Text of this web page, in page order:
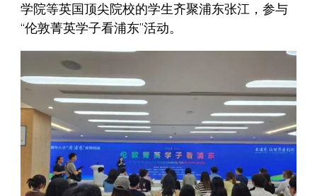
学院等英国顶尖院校的学生齐聚浦东张江，参与
“伦敦菁英学子看浦东”活动。